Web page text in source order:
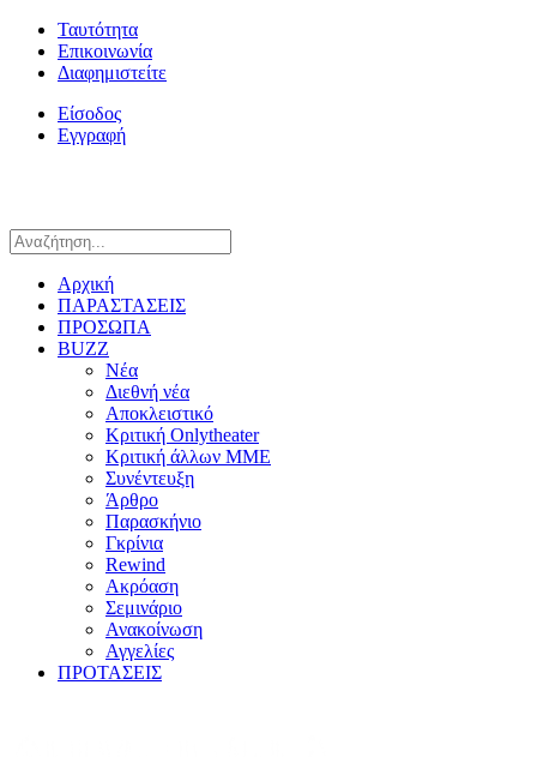
Ταυτότητα
Επικοινωνία
Διαφημιστείτε
Είσοδος
Εγγραφή
Αρχική
ΠΑΡΑΣΤΑΣΕΙΣ
ΠΡΟΣΩΠΑ
BUZZ
Νέα
Διεθνή νέα
Αποκλειστικό
Κριτική Onlytheater
Κριτική άλλων ΜΜΕ
Συνέντευξη
Άρθρο
Παρασκήνιο
Γκρίνια
Rewind
Ακρόαση
Σεμινάριο
Ανακοίνωση
Αγγελίες
ΠΡΟΤΑΣΕΙΣ